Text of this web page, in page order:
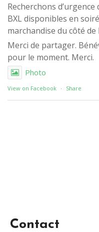
Recherchons
BXL disponibles en
marchandise du côté de
Merci de partager.
pour le moment. Merci.
Photo
View on Facebook · Share
Contact